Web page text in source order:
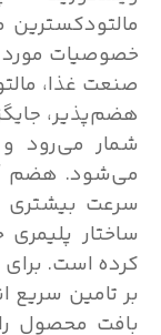
خصوصیات مورد
صنعت غذا،
هضم‌پذیر،
شمار می‌رود
می‌شود. هضم
سرعت بیشتری
ساختار
کرده است. برای
بر تامین سریع
بافت محصول